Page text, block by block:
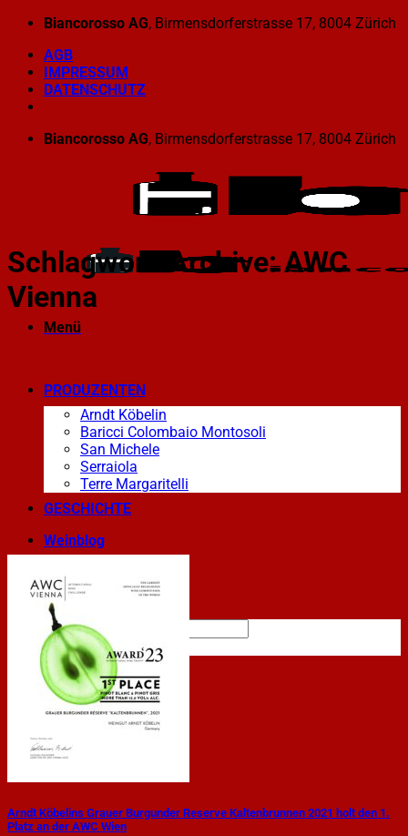
Zum
springen
Biancorosso AG, Birmensdorferstrasse 17, 8004 Zürich
AGB
IMPRESSUM
DATENSCHUTZ
Biancorosso AG, Birmensdorferstrasse 17, 8004 Zürich
Menü
PRODUZENTEN
Arndt Köbelin
Baricci Colombaio Montosoli
San Michele
Serraiola
Terre Margaritelli
GESCHICHTE
Weinblog
Essen & Wein
PREISLISTE
Schlagwort-Archive:AWC
Vienna
Arndt Köbelins Grauer Burgunder Reserve Kaltenbrunnen 2021 holt den 1.
Platz an der AWC Wien